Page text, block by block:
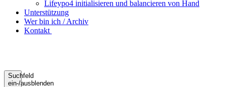
Lifeypo4 initialisieren und balancieren von Hand
Unterstützung
Wer bin ich / Archiv
Kontakt
Suchfeld
ein-/ausblenden